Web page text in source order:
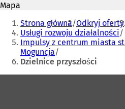
e
r
a
s
w
Mapa
Jesteś
tutaj:
Strona główna Odkryj oferty
Usługi rozwoju działalności
Impulsy z centrum miasta
Moguncja
Dzielnice przyszłości